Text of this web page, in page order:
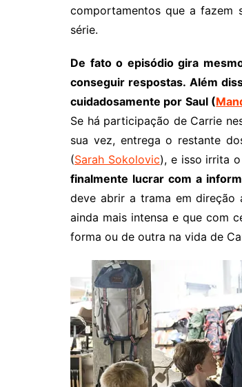
comportamentos que a fazem
série.
De fato o episódio gira
conseguir respostas. Além
cuidadosamente por Saul (
Se há participação de Carrie
sua vez, entrega o restante
(Sarah Sokolovic), e isso irrita
finalmente lucrar com a
deve abrir a trama em direção
ainda mais intensa e que com
forma ou de outra na vida de